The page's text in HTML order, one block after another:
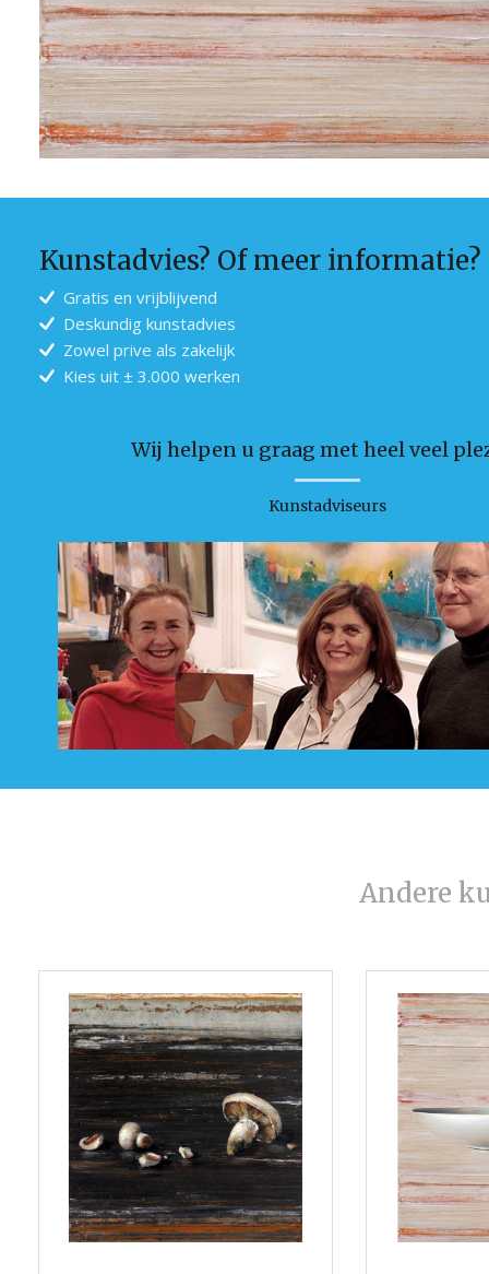
Kunstadvies? Of meer informatie?
Gratis en vrijblijvend
Deskundig kunstadvies
Zowel prive als zakelijk
Kies uit ± 3.000 werken
Wij helpen u graag met heel veel
Kunstadviseurs
Andere